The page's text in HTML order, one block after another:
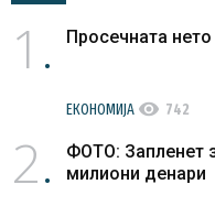
1 Просечната
ЕКОНОМИЈА visibility 742
2
ФОТО: Запленет
милиони денари